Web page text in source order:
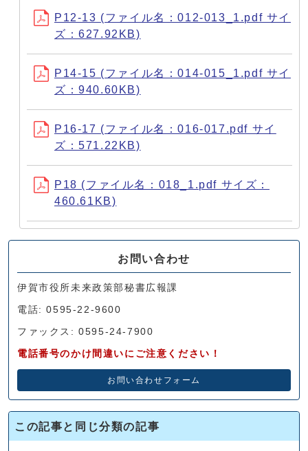
P12-13 (ファイル名：012-013_1.pdf サイ
ズ：627.92KB)
P14-15 (ファイル名：014-015_1.pdf サイ
ズ：940.60KB)
P16-17 (ファイル名：016-017.pdf サイ
ズ：571.22KB)
P18 (ファイル名：018_1.pdf サイズ：
460.61KB)
お問い合わせ
伊賀市役所未来政策部秘書広報課
電話: 0595-22-9600
ファックス: 0595-24-7900
電話番号のかけ間違いにご注意ください！
お問い合わせフォーム
この記事と同じ分類の記事